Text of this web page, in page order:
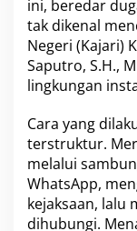
ini, beredar
tak dikenal
Negeri (Kajari)
Saputro, S.H.,
lingkungan
Cara yang
terstruktur.
melalui
WhatsApp,
kejaksaan, lalu
dihubungi.